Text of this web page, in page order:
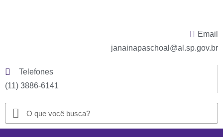
Email
janainapaschoal@al.sp.gov.br
Telefones
(11) 3886-6141